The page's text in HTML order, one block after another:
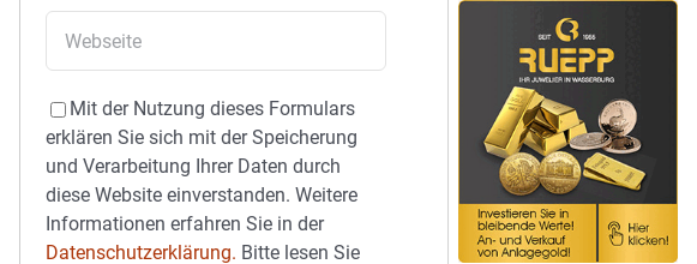
Mit der Nutzung dieses Formulars
erklären Sie sich mit der Speicherung
und Verarbeitung Ihrer Daten durch
diese Website einverstanden. Weitere
Informationen erfahren Sie in der
Datenschutzerklärung. Bitte lesen Sie